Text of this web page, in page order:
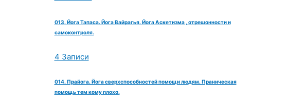
013. Йога Тапаса. Йога Вайрагья. Йога Аскетизма , отрешонности и
самоконтроля.
4 Записи
014. Прайога. Йога сверхспособностей помощи людям. Праническая
помощь тем кому плохо.